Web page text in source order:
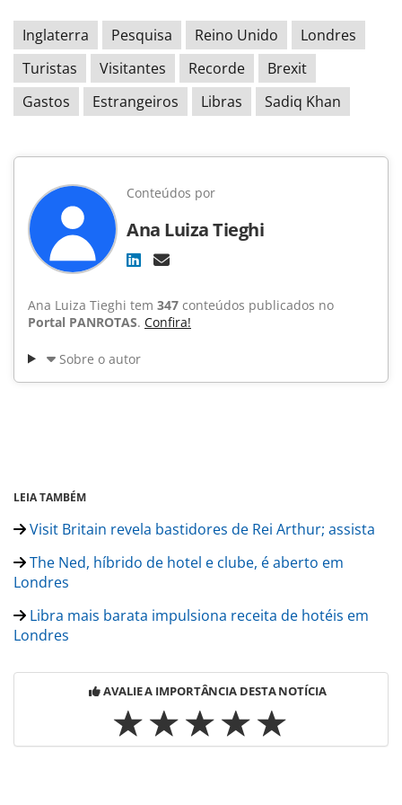
Inglaterra Pesquisa Reino Unido
Londres
Turistas
Visitantes Recorde
Brexit
Gastos
Estrangeiros Libras Sadiq Khan
Conteúdos por
Ana Luiza Tieghi
Ana Luiza Tieghi tem 347 conteúdos publicados no
Portal PANROTAS. Confira!
Sobre o autor
LEIA TAMBÉM
Visit Britain revela bastidores de Rei Arthur; assista
The Ned, híbrido de hotel e clube, é aberto em
Londres
Libra mais barata impulsiona receita de hotéis em
Londres
AVALIE A IMPORTÂNCIA DESTA NOTÍCIA